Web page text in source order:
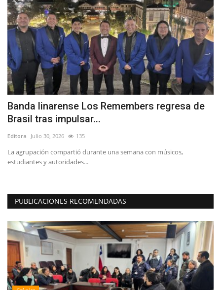
Banda linarense Los Remembers regresa de
Brasil tras impulsar...
Editora Julio 30, 2026 135
La agrupación compartió durante una semana con músicos,
estudiantes y autoridades...
PUBLICACIONES RECOMENDADAS